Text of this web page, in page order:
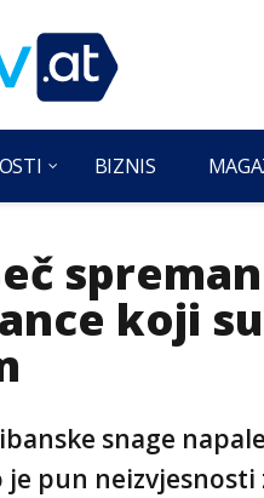
BIZNIS
koji
snage
pun neizvjesnosti